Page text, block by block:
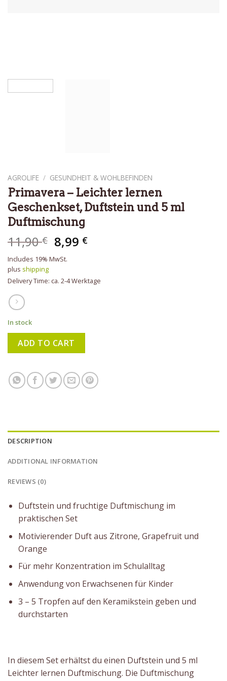
AGROLIFE / GESUNDHEIT & WOHLBEFINDEN
Primavera – Leichter lernen
Geschenkset, Duftstein und 5 ml
Duftmischung
11,90€ 8,99 €
Includes 19% MwSt.
plus shipping
Delivery Time: ca. 2-4 Werktage
In stock
ADD TO CART
DESCRIPTION
ADDITIONAL INFORMATION
REVIEWS (0)
Duftstein und fruchtige Duftmischung im
praktischen Set
Motivierender Duft aus Zitrone, Grapefruit und
Orange
Für mehr Konzentration im Schulalltag
Anwendung von Erwachsenen für Kinder
3 – 5 Tropfen auf den Keramikstein geben und
durchstarten
In diesem Set erhältst du einen Duftstein und 5 ml
Leichter lernen Duftmischung. Die Duftmischung